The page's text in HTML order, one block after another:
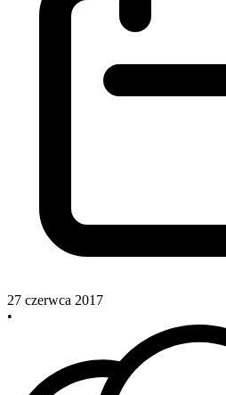
27 czerwca 2017
•